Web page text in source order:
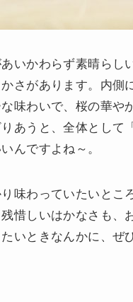
あいかわらず素晴ら
かさがあります。内
味わいで、桜の華や
あうと、全体として
んですよね～。
味わっていたいとこ
惜しいはかなさも、
いときなんかに、ぜ